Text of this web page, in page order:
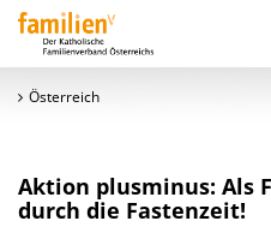
Österreich
Aktion plusminus: Als
durch die Fastenzeit!